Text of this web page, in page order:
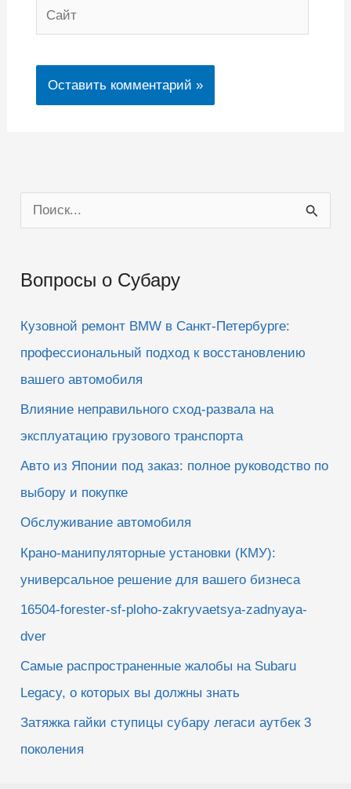
Сайт
о
с
Вопросы о Субару
Кузовной ремонт BMW в Санкт-Петербурге:
профессиональный подход к восстановлению
вашего автомобиля
Влияние неправильного сход-развала на
эксплуатацию грузового транспорта
Авто из Японии под заказ: полное руководство по
выбору и покупке
Обслуживание автомобиля
Крано-манипуляторные установки (КМУ):
универсальное решение для вашего бизнеса
16504-forester-sf-ploho-zakryvaetsya-zadnyaya-
dver
Самые распространенные жалобы на Subaru
Legacy, о которых вы должны знать
Затяжка гайки ступицы субару легаси аутбек 3
поколения